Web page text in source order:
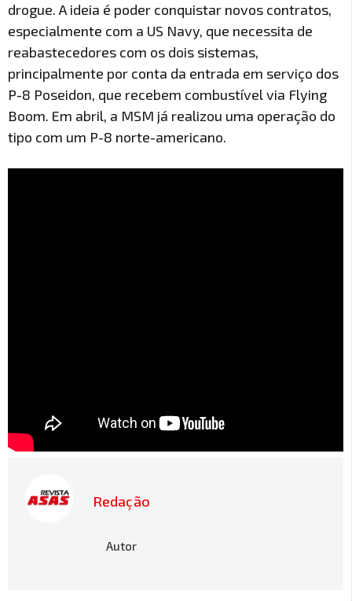
drogue. A ideia é poder conquistar novos contratos,
especialmente com a US Navy, que necessita de
reabastecedores com os dois sistemas,
principalmente por conta da entrada em serviço dos
P-8 Poseidon, que recebem combustível via Flying
Boom. Em abril, a MSM já realizou uma operação do
tipo com um P-8 norte-americano.
Redação
Autor